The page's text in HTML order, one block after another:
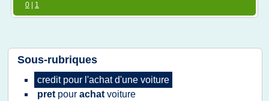
0
1
Sous-rubriques
credit pour l'achat d'une voiture
pret pour achat voiture